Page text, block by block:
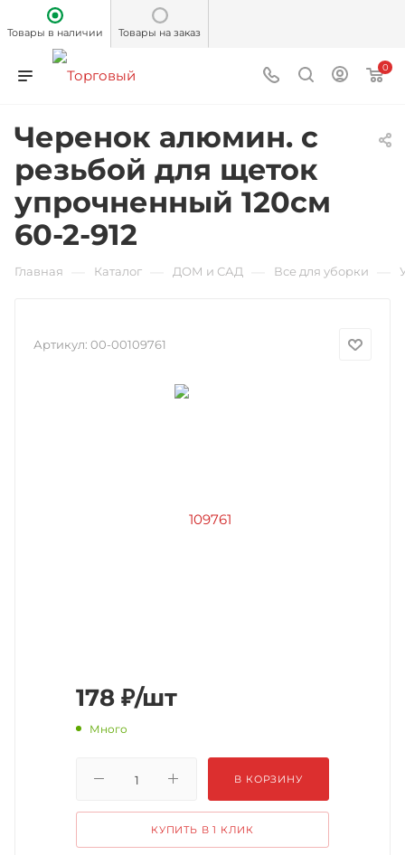
Товары в наличии Товары на заказ
0
Черенок алюмин. с
резьбой для щеток
упрочненный 120см
60-2-912
Главная Каталог ДОМ и САД Все для уборки
Артикул: 00-00109761
178 ₽/шт
Много
В КОРЗИНУ
КУПИТЬ В 1 КЛИК